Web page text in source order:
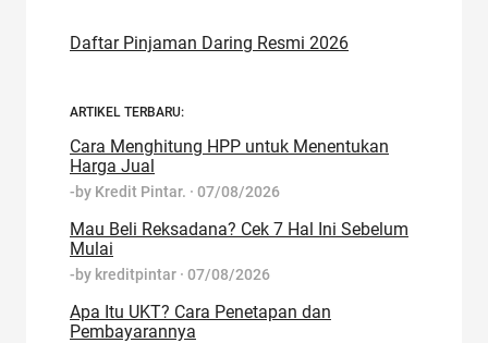
Daftar Pinjaman Daring Resmi 2026
ARTIKEL TERBARU:
Cara Menghitung HPP untuk Menentukan
Harga Jual
-by Kredit Pintar. · 07/08/2026
Mau Beli Reksadana? Cek 7 Hal Ini Sebelum
Mulai
-by kreditpintar · 07/08/2026
Apa Itu UKT? Cara Penetapan dan
Pembayarannya